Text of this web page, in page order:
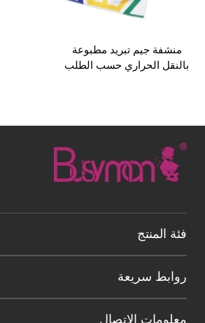
منشفة جيم تبريد مطبوعة
بالنقل الحراري حسب الطلب
فئة المنتج
روابط سريعة
معلومات الاتصال